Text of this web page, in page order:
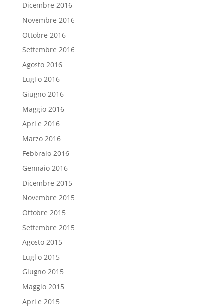
Dicembre 2016
Novembre 2016
Ottobre 2016
Settembre 2016
Agosto 2016
Luglio 2016
Giugno 2016
Maggio 2016
Aprile 2016
Marzo 2016
Febbraio 2016
Gennaio 2016
Dicembre 2015
Novembre 2015
Ottobre 2015
Settembre 2015
Agosto 2015
Luglio 2015
Giugno 2015
Maggio 2015
Aprile 2015